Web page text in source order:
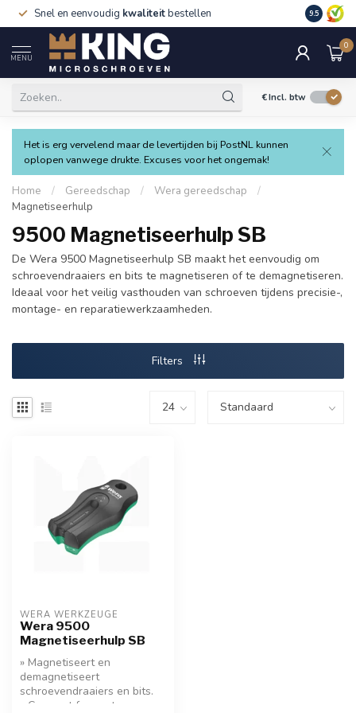
Snel en eenvoudig kwaliteitbestellen 9.5
MENU
0
€Incl. btw
Het is erg vervelend maar de levertijden bij PostNL kunnen
oplopen vanwege drukte. Excuses voor het ongemak!
Home / Gereedschap / Wera gereedschap
/
Magnetiseerhulp
9500 Magnetiseerhulp SB
De Wera 9500 Magnetiseerhulp SB maakt het eenvoudig om
schroevendraaiers en bits te magnetiseren of te demagnetiseren.
Ideaal voor het veilig vasthouden van schroeven tijdens precisie-,
montage- en reparatiewerkzaamheden.
Filters
WERA WERKZEUGE
Wera 9500
Magnetiseerhulp SB
» Magnetiseert en
demagnetiseert
schroevendraaiers en bits.
» Compact formaat,